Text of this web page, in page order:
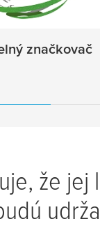
značkovač
že jej